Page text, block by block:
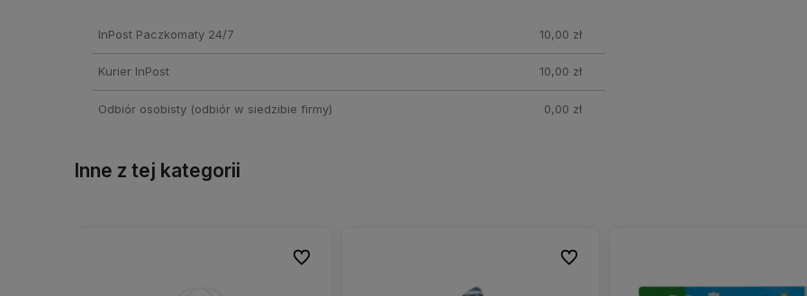
InPost Paczkomaty 24/7 10,00 zł
Kurier InPost 10,00 zł
Odbiór osobisty(odbiór w siedzibie firmy) 0,00 zł
Inne z tej kategorii
Do ulubionych
Do ulubionych Do ulubionych
Do ulubionych